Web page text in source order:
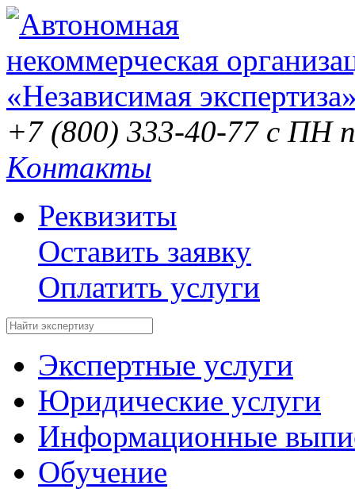
+7 (800) 333-40-77 с ПН
Контакты
Реквизиты
Оставить заявку
Оплатить услуги
Экспертные услуги
Юридические услуги
Информационные
Обучение